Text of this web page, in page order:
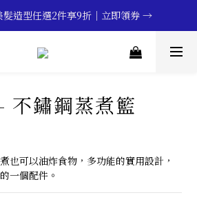
｜全館領券享9折｜立即領券 →
髮造型任選2件享9折｜立即領券 →
錄保固 | 買得安心又放心🔥▸▸
鏽鋼蒸煮籃
也可以油炸食物，多功能的實用設計，
一個配件。